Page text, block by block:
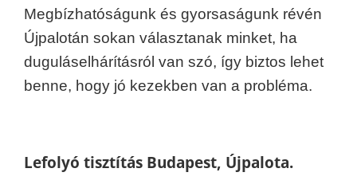
Megbízhatóságunk és gyorsaságunk révén
Újpalotán sokan választanak minket, ha
duguláselhárításról van szó, így biztos lehet
benne, hogy jó kezekben van a probléma.
Lefolyó tisztítás Budapest, Újpalota.